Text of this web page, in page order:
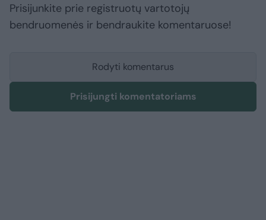
Prisijunkite prie registruotų vartotojų
bendruomenės ir bendraukite komentaruose!
Rodyti komentarus
Prisijungti komentatoriams